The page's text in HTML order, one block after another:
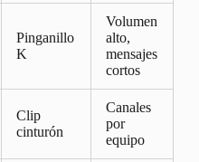
Pinganillo
K
Volumen
alto,
mensajes
cortos
Clip
cinturón
Canales
por
equipo